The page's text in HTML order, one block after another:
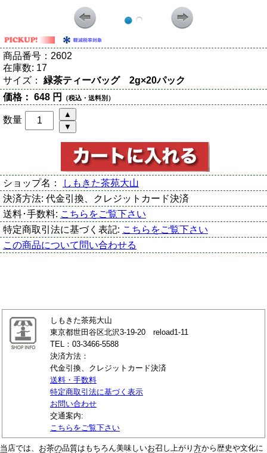
商品番号： 2602
在庫数: 17
サイズ： 緑茶ティーバッグ 2g×20パック
価格： 648 円 （税込・送料別）
数量
ショップ名：
しもきた茶苑大山
決済方法: 代金引換、クレジットカード決済
送料･手数料: こちらをご覧下さい
特定商取引法に基づく表記: こちらをご覧下さい
この商品について問い合わせる
しもきた茶苑大山
東京都世田谷区北沢3-19-20 reload1-11
TEL：03-3466-5588
決済方法：
代金引換、クレジットカード決済
送料・手数料
特定商取引法に基づく表示
お問い合わせ
交通案内:
こちらをご覧下さい
当店では、お茶の品質はもちろん美味しいお召し上がり方から歴史や文化に